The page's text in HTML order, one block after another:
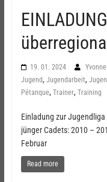
19. 01. 2024
Jugend, Jugendarbeit,
Pétanque, Trainer, Training
Einladung zur
jünger Cadets: 2010 –
Februar
Read more